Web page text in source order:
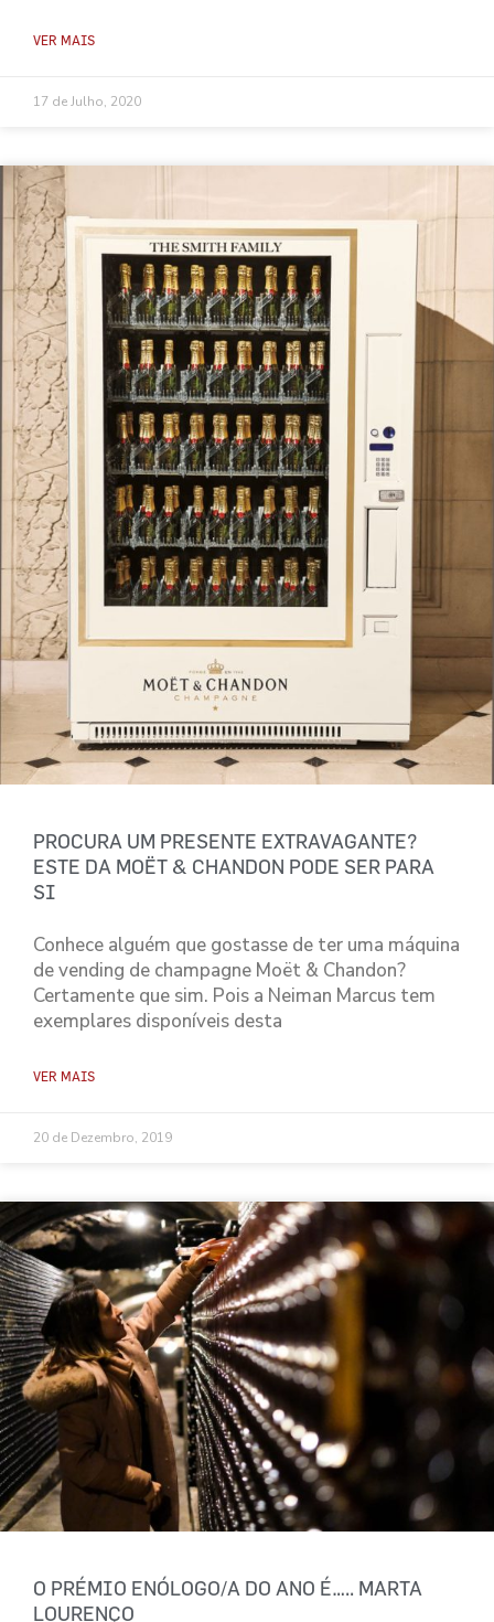
VER MAIS
17 de Julho, 2020
PROCURA UM PRESENTE EXTRAVAGANTE?
ESTE DA MOËT & CHANDON PODE SER PARA
SI
Conhece alguém que gostasse de ter uma máquina
de vending de champagne Moët & Chandon?
Certamente que sim. Pois a Neiman Marcus tem
exemplares disponíveis desta
VER MAIS
20 de Dezembro, 2019
O PRÉMIO ENÓLOGO/A DO ANO É….. MARTA
LOURENÇO